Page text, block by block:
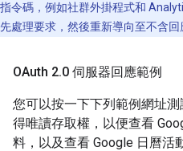
指令碼，例如社群外掛程式和
先處理要求，然後重新導向至不含回
OAuth 2.0 伺服器回應範例
您可以按一下下列範例網址
得唯讀存取權，以便查看
料，以及查看 Google 日曆活